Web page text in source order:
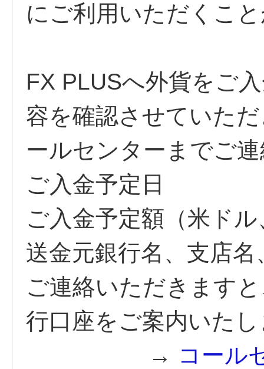
にご利用いただくこ
FX PLUSへ外貨をご
容を確認させていた
ールセンターまでご
ご入金予定日
ご入金予定額（米ド
送金元銀行名、支店名
ご連絡いただきます
行口座をご案内いた
→ コール